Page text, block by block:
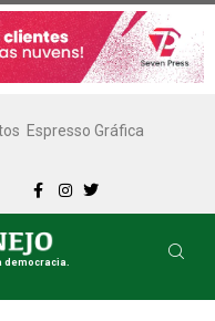
Espresso Gráfica
democracia.